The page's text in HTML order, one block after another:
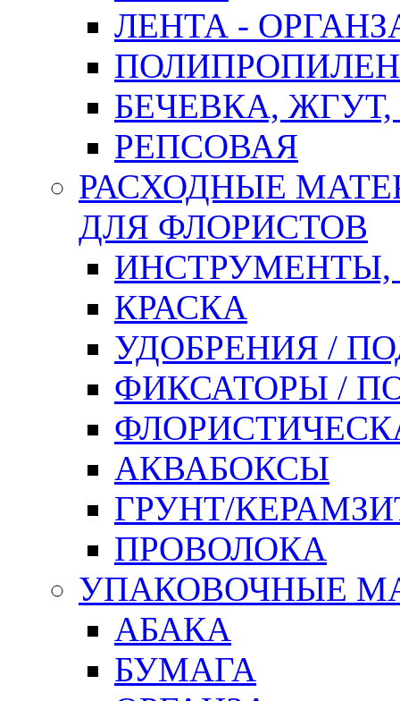
ЛЕНТА -
БЕЧЕВКА,
РЕПСОВАЯ
РАСХОДНЫЕ
ДЛЯ ФЛОРИСТОВ
ИНСТРУМЕНТЫ,
КРАСКА
УДОБРЕНИЯ /
ФИКСАТОРЫ /
АКВАБОКСЫ
ГРУНТ/
ПРОВОЛОКА
УПАКОВОЧНЫЕ
АБАКА
БУМАГА